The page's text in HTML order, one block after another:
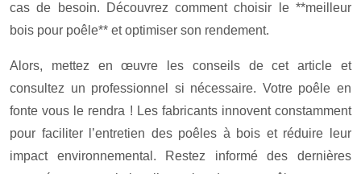
cas de besoin. Découvrez comment choisir le **meilleur
bois pour poêle** et optimiser son rendement.
Alors, mettez en œuvre les conseils de cet article et
consultez un professionnel si nécessaire. Votre poêle en
fonte vous le rendra ! Les fabricants innovent constamment
pour faciliter l’entretien des poêles à bois et réduire leur
impact environnemental. Restez informé des dernières